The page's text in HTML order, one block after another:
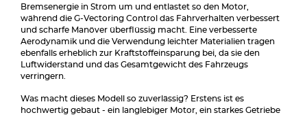
Bremsenergie in Strom um und entlastet so den Motor,
während die G-Vectoring Control das Fahrverhalten verbessert
und scharfe Manöver überflüssig macht. Eine verbesserte
Aerodynamik und die Verwendung leichter Materialien tragen
ebenfalls erheblich zur Kraftstoffeinsparung bei, da sie den
Luftwiderstand und das Gesamtgewicht des Fahrzeugs
verringern.
Was macht dieses Modell so zuverlässig? Erstens ist es
hochwertig gebaut - ein langlebiger Motor, ein starkes Getriebe